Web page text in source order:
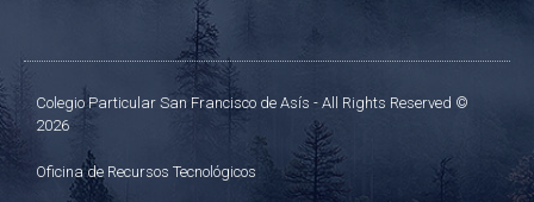
Colegio Particular San Francisco de Asís - All Rights Reserved ©
2026
Oficina de Recursos Tecnológicos​